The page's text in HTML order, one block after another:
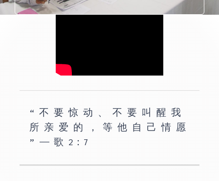
“ 不 要 惊 动 、 不 要 叫 醒 我
所 亲 爱 的 ， 等 他 自 己 情 愿
” —— 歌 2：7